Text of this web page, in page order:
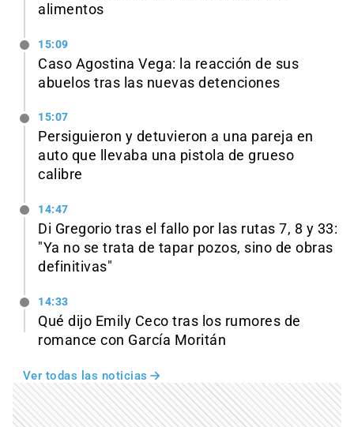
alimentos
15:09
Caso Agostina Vega: la reacción de sus
abuelos tras las nuevas detenciones
15:07
Persiguieron y detuvieron a una pareja en
auto que llevaba una pistola de grueso
calibre
14:47
Di Gregorio tras el fallo por las rutas 7, 8 y 33:
"Ya no se trata de tapar pozos, sino de obras
definitivas"
14:33
Qué dijo Emily Ceco tras los rumores de
romance con García Moritán
Ver todas las noticias